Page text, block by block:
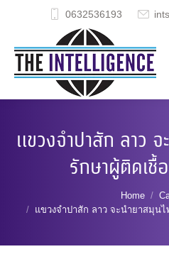
0632536193
แขวงจำปาสัก ลาว จ
รักษาผู้ติดเชื้
Home
แขวงจำปาสัก ลาว จะนำยาสมุน